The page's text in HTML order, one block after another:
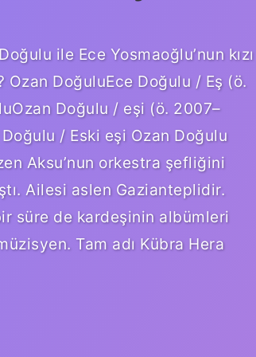
ile Ece Yosmaoğlu’nun kızı
DoğuluEce Doğulu / Eş (ö.
Doğulu / eşi (ö. 2007–
/ Eski eşi Ozan Doğulu
Aksu’nun orkestra şefliğini
Ailesi aslen Gazianteplidir.
süre de kardeşinin albümleri
Tam adı Kübra Hera